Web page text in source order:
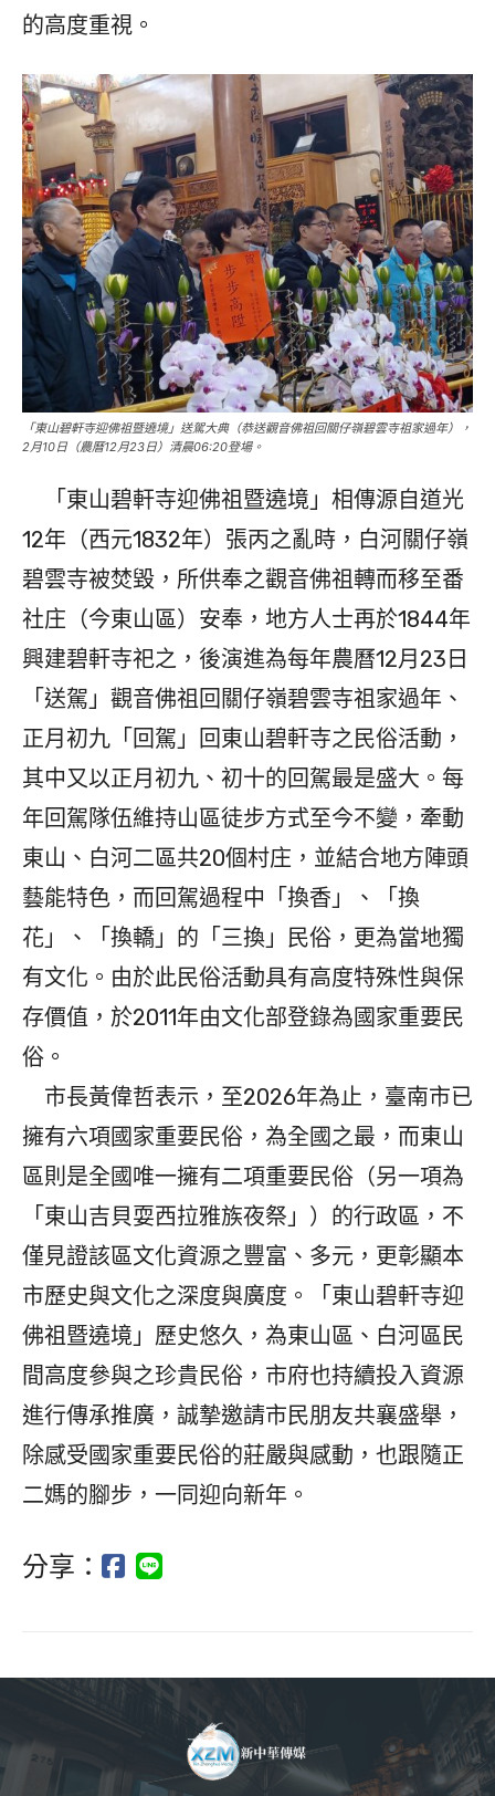
的高度重視。
「東山碧軒寺迎佛祖暨遶境」送駕大典（恭送觀音佛祖回關仔嶺碧雲寺祖家過年），
2月10日（農曆12月23日）清晨06:20登場。
「東山碧軒寺迎佛祖暨遶境」相傳源自道光
12年（西元1832年）張丙之亂時，白河關仔嶺
碧雲寺被焚毀，所供奉之觀音佛祖轉而移至番
社庄（今東山區）安奉，地方人士再於1844年
興建碧軒寺祀之，後演進為每年農曆12月23日
「送駕」觀音佛祖回關仔嶺碧雲寺祖家過年、
正月初九「回駕」回東山碧軒寺之民俗活動，
其中又以正月初九、初十的回駕最是盛大。每
年回駕隊伍維持山區徒步方式至今不變，牽動
東山、白河二區共20個村庄，並結合地方陣頭
藝能特色，而回駕過程中「換香」、「換
花」、「換轎」的「三換」民俗，更為當地獨
有文化。由於此民俗活動具有高度特殊性與保
存價值，於2011年由文化部登錄為國家重要民
俗。
市長黃偉哲表示，至2026年為止，臺南市已
擁有六項國家重要民俗，為全國之最，而東山
區則是全國唯一擁有二項重要民俗（另一項為
「東山吉貝耍西拉雅族夜祭」）的行政區，不
僅見證該區文化資源之豐富、多元，更彰顯本
市歷史與文化之深度與廣度。「東山碧軒寺迎
佛祖暨遶境」歷史悠久，為東山區、白河區民
間高度參與之珍貴民俗，市府也持續投入資源
進行傳承推廣，誠摯邀請市民朋友共襄盛舉，
除感受國家重要民俗的莊嚴與感動，也跟隨正
二媽的腳步，一同迎向新年。
分享：